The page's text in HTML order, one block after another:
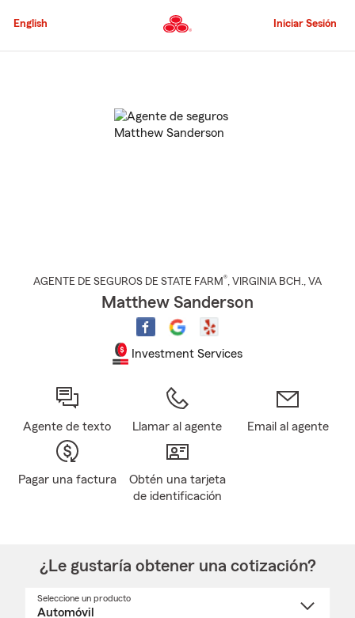
al
principal
English Iniciar Sesión
AGENTE DE SEGUROS DE STATE FARM®, VIRGINIA BCH., VA
Matthew Sanderson
Investment Services
Agente de texto Llamar al agente Email al agente
Pagar una factura
Obtén una tarjeta
de identificación
¿Le gustaría obtener una cotización?
Seleccione un producto